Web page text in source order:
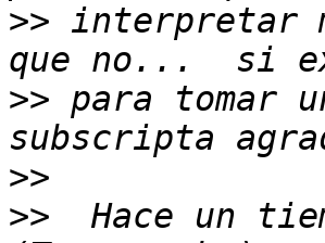
>> interpretar
>> para tomar
>>
>>
Hace un